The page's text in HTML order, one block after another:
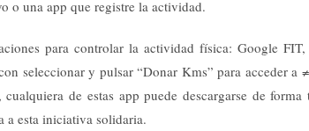
o una app que registre la actividad.
para controlar la actividad física: Google
seleccionar y pulsar “Donar Kms” para acceder a
de estas app puede descargarse de forma
a esta iniciativa solidaria.